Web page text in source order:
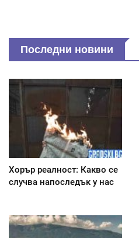
Последни новини
Хорър реалност: Какво се
случва напоследък у нас